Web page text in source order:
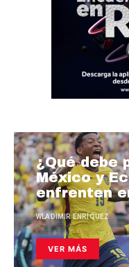
¿Qué debe
México y
enfrenten
WLADIMIR ENRÍQUEZ
VER MÁS